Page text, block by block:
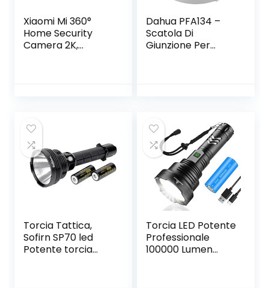
Xiaomi Mi 360°
Home Security
Camera 2K,
Dahua PFA134 –
Scatola Di
Giunzione Per
Torcia Tattica,
Sofirn SP70 led
Potente torcia
Torcia LED Potente
Professionale
100000 Lumen